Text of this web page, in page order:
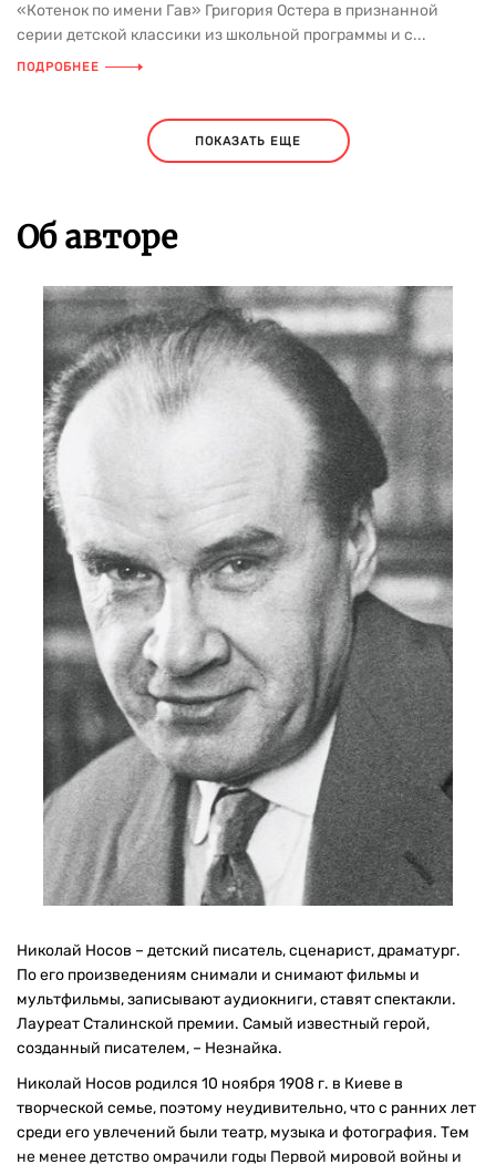
«Котенок по имени Гав» Григория Остера в признанной
серии детской классики из школьной программы и с...
ПОДРОБНЕЕ
ПОКАЗАТЬ ЕЩЕ
Об авторе
Николай Носов – детский писатель, сценарист, драматург.
По его произведениям снимали и снимают фильмы и
мультфильмы, записывают аудиокниги, ставят спектакли.
Лауреат Сталинской премии. Самый известный герой,
созданный писателем, – Незнайка.
Николай Носов родился 10 ноября 1908 г. в Киеве в
творческой семье, поэтому неудивительно, что с ранних лет
среди его увлечений были театр, музыка и фотография. Тем
не менее детство омрачили годы Первой мировой войны и